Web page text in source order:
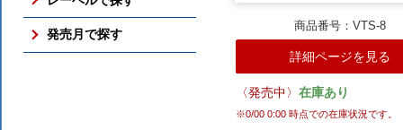
期待の新進演奏家
シリーズのTOP
国内仕様輸入盤
国内レーベル盤
NAXOS
ORFEO
発売月で探す
商品番号：VTS-8
詳細ページを見る
〈発売中〉在庫あり
※0/00 0:00 時点での在庫状況です。